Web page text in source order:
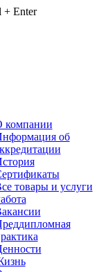
+ Enter
компании
об
товары и услуги